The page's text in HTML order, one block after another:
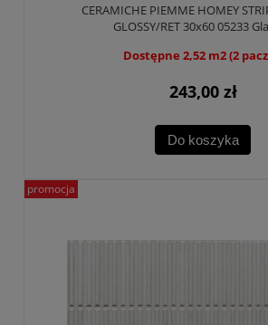
CERAMICHE PIEMME HOMEY
GLOSSY/RET 30x60 05233
Dostępne 2,52 m2 (2
243,00 zł
Do koszyka
promocja